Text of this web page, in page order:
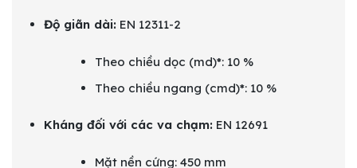
Độ giãn dài: EN 12311-2
Theo chiều dọc (md)*: 10 %
Theo chiều ngang (cmd)*: 10 %
Kháng đối với các va chạm: EN 12691
Mặt nền cứng: 450 mm